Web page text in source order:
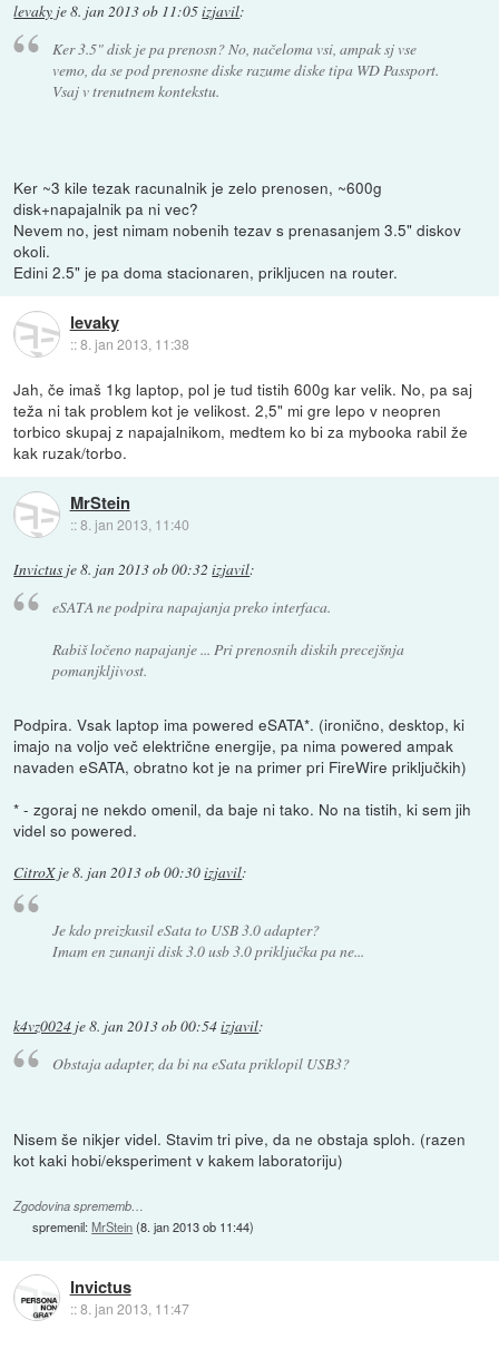
levaky je8. jan 2013 ob 11:05izjavil:
Ker 3.5" disk je pa prenosn? No, načeloma vsi, ampak sj vse
vemo, da se pod prenosne diske razume diske tipa WD Passport.
Vsaj v trenutnem kontekstu.
Ker ~3 kile tezak racunalnik je zelo prenosen, ~600g
disk+napajalnik pa ni vec?
Nevem no, jest nimam nobenih tezav s prenasanjem 3.5" diskov
okoli.
Edini 2.5" je pa doma stacionaren, prikljucen na router.
levaky
::8. jan 2013, 11:38
Jah, če imaš 1kg laptop, pol je tud tistih 600g kar velik. No, pa saj
teža ni tak problem kot je velikost. 2,5" mi gre lepo v neopren
torbico skupaj z napajalnikom, medtem ko bi za mybooka rabil že
kak ruzak/torbo.
MrStein
::8. jan 2013, 11:40
Invictus je8. jan 2013 ob 00:32 izjavil:
eSATA ne podpira napajanja preko interfaca.
Rabiš ločeno napajanje ... Pri prenosnih diskih precejšnja
pomanjkljivost.
Podpira. Vsak laptop ima powered eSATA*. (ironično, desktop, ki
imajo na voljo več električne energije, pa nima powered ampak
navaden eSATA, obratno kot je na primer pri FireWire priključkih)
* - zgoraj ne nekdo omenil, da baje ni tako. No na tistih, ki sem jih
videl so powered.
CitroXje8. jan 2013 ob 00:30izjavil:
Je kdo preizkusil eSata to USB 3.0 adapter?
Imam en zunanji disk 3.0 usb 3.0 priključka pa ne...
k4vz0024 je8. jan 2013 ob 00:54izjavil:
Obstaja adapter, da bi na eSata priklopil USB3?
Nisem še nikjer videl. Stavim tri pive, da ne obstaja sploh. (razen
kot kaki hobi/eksperiment v kakem laboratoriju)
Zgodovina sprememb…
spremenil:MrStein(8. jan 2013 ob 11:44)
Invictus
::8. jan 2013, 11:47